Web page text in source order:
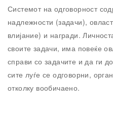
Системот на одговорност
надлежности (задачи),
влијание) и награди.
своите задачи, има повеќе
справи со задачите и да ги
сите луѓе се одговорни,
отколку вообичаено.